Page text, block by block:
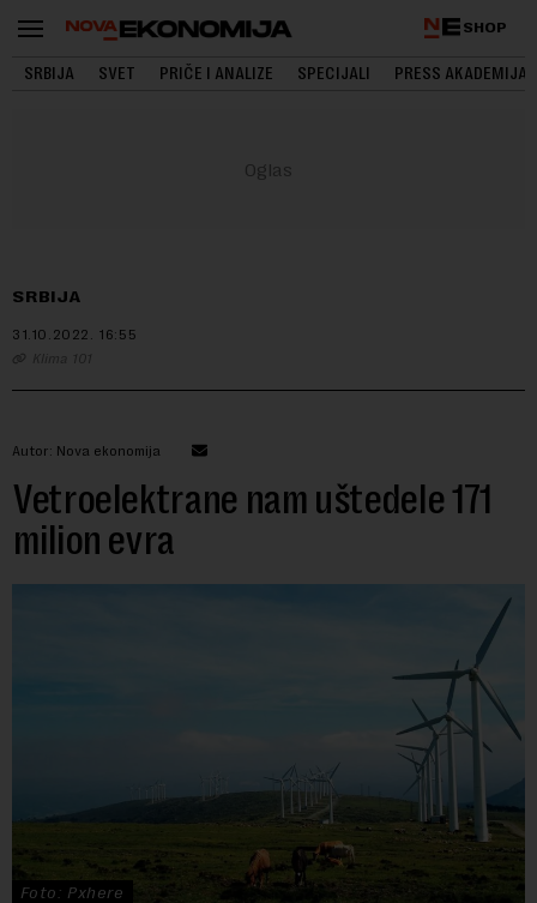
SHOP
SRBIJA SVET PRIČE I ANALIZE SPECIJALI PRESS AKADEMIJA
SRBIJA
31.10.2022. 16:55
Klima 101
Autor: Nova ekonomija
Vetroelektrane nam uštedele 171
milion evra
Foto: Pxhere